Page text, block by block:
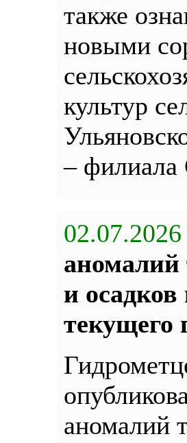
также
новыми
культур
–
02.07.2026
аномалий
и
текущего
аномалий